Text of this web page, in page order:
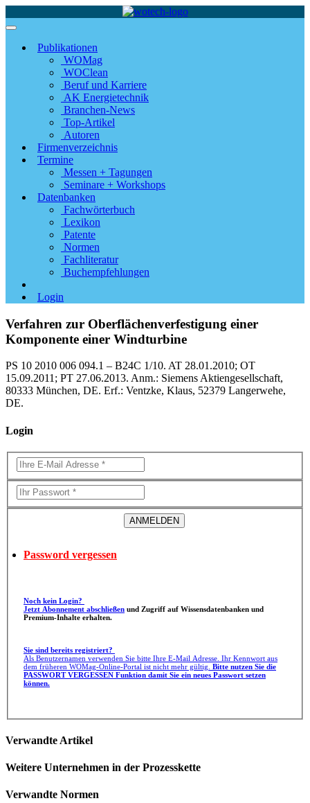
Publikationen
WOMag
WOClean
Beruf und Karriere
AK Energietechnik
Branchen-News
Top-Artikel
Autoren
Firmenverzeichnis
Termine
Messen + Tagungen
Seminare + Workshops
Datenbanken
Fachwörterbuch
Lexikon
Patente
Normen
Fachliteratur
Buchempfehlungen
Login
Verfahren zur Oberflächenverfestigung einer
Komponente einer Windturbine
PS 10 2010 006 094.1 – B24C 1/10. AT 28.01.2010; OT
15.09.2011; PT 27.06.2013. Anm.: Siemens Aktiengesellschaft,
80333 München, DE. Erf.: Ventzke, Klaus, 52379 Langerwehe,
DE.
Login
Password vergessen
Noch kein Login?
Jetzt Abonnement abschließen
Premium-Inhalte erhalten.
Sie sind bereits registriert?
Als Benutzernamen verwenden Sie bitte Ihre E-Mail Adresse. Ihr Kennwort aus
dem früheren WOMag-Online-Portal ist nicht mehr gültig. Bitte nutzen Sie die
PASSWORT VERGESSEN Funktion damit Sie ein neues Passwort setzen
können.
Verwandte Artikel
Weitere Unternehmen in der Prozesskette
Verwandte Normen